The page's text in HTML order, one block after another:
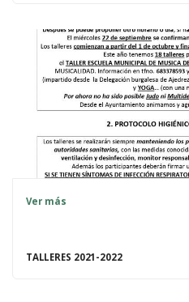
Ver más
TALLERES 2021-2022